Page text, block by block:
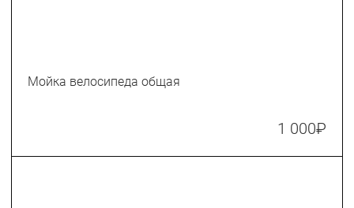
Мойка велосипеда общая
1 000₽